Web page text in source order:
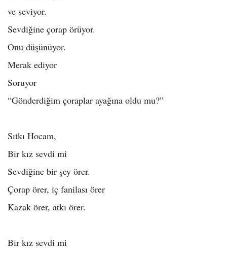
ve seviyor.
Sevdiğine çorap örüyor.
Onu düşünüyor.
Merak ediyor
Soruyor
“Gönderdiğim çoraplar ayağına oldu mu?”
Sıtkı Hocam,
Bir kız sevdi mi
Sevdiğine bir şey örer.
Çorap örer, iç fanilası örer
Kazak örer, atkı örer.
Bir kız sevdi mi